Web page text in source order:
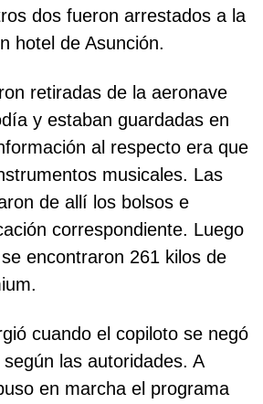
dos fueron arrestados a la
hotel de Asunción.
retiradas de la aeronave
y estaban guardadas en
al respecto era que
musicales. Las
de allí los bolsos e
correspondiente. Luego
encontraron 261 kilos de
cuando el copiloto se negó
las autoridades. A
en marcha el programa